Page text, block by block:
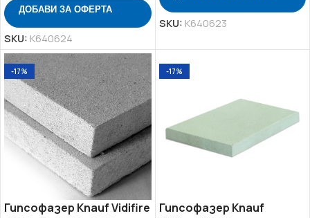
ДОБАВИ ЗА ОФЕРТА
SKU: K640624
SKU: K640623
-17%
Гипсофазер Knauf Vidifire
-17%
Гипсофазер Knauf